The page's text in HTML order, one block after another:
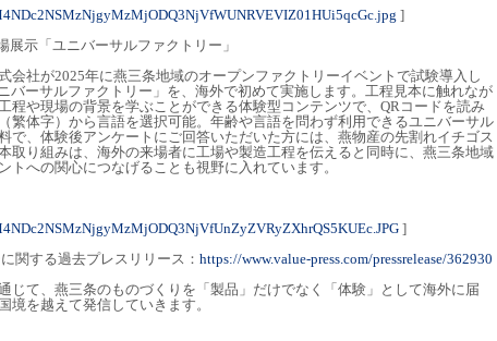
]
示「ユニバーサルファクトリー」
会社が2025年に燕三条地域のオープンファクトリーイベントで試験導入し
バーサルファクトリー」を、海外で初めて実施します。工程見本に触れなが
程や現場の背景を学ぶことができる体験型コンテンツで、QRコードを読み
繁体字）から言語を選択可能。年齢や言語を問わず利用できるユニバーサル
で、体験後アンケートにご回答いただいた方には、燕物産の先割れイチゴス
取り組みは、海外の来場者に工場や製造工程を伝えると同時に、燕三条地域
トへの関心につなげることも視野に入れています。
]
関する過去プレスリリース： https://www.value-press.com/pressrelease/362930
じて、燕三条のものづくりを「製品」だけでなく「体験」として海外に届
境を越えて発信していきます。